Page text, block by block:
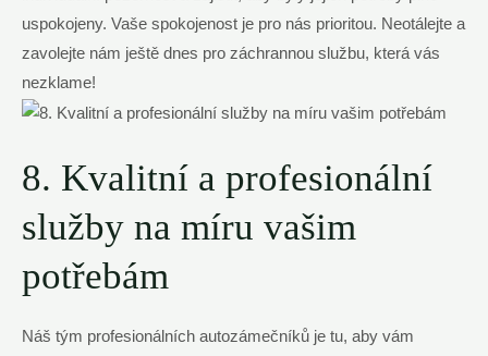
uspokojeny. Vaše spokojenost je pro nás prioritou. Neotálejte a
zavolejte nám ještě dnes pro záchrannou službu, která vás
nezklame!
8. Kvalitní a profesionální
služby na míru vašim
potřebám
Náš tým profesionálních autozámečníků je tu, aby vám